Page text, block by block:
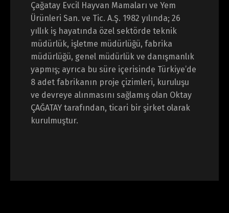
Çağatay Evcil Hayvan Mamaları ve Yem
Ürünleri San. ve Tic. A.Ş. 1982 yılında; 26
yıllık iş hayatında özel sektörde teknik
müdürlük, işletme müdürlüğü, fabrika
müdürlüğü, genel müdürlük ve danışmanlık
yapmış; ayrıca bu süre içerisinde Türkiye’de
8 adet fabrikanın proje çizimleri, kuruluşu
ve devreye alınmasını sağlamış olan Oktay
ÇAĞATAY tarafından, ticari bir şirket olarak
kurulmuştur.